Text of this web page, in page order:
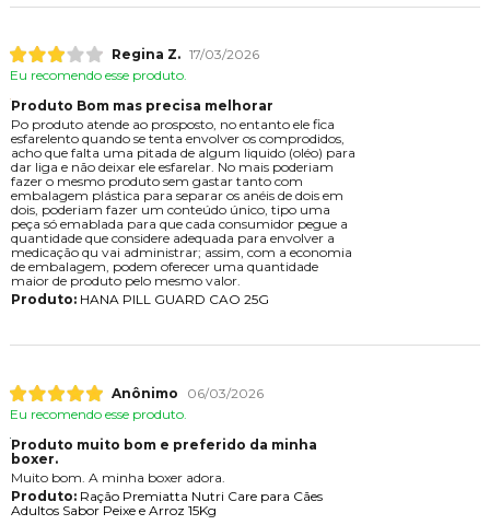
Regina Z. 17/03/2026
Eu recomendo esse produto.
Produto Bom mas precisa melhorar
Po produto atende ao prosposto, no entanto ele fica
esfarelento quando se tenta envolver os comprodidos,
acho que falta uma pitada de algum liquido (oléo) para
dar liga e não deixar ele esfarelar. No mais poderiam
fazer o mesmo produto sem gastar tanto com
embalagem plástica para separar os anéis de dois em
dois, poderiam fazer um conteúdo único, tipo uma
peça só emablada para que cada consumidor pegue a
quantidade que considere adequada para envolver a
medicação qu vai administrar; assim, com a economia
de embalagem, podem oferecer uma quantidade
maior de produto pelo mesmo valor.
Produto:HANA PILL GUARD CAO 25G
Anônimo
06/03/2026
Eu recomendo esse produto.
Produto muito bom e preferido da minha
boxer.
Muito bom. A minha boxer adora.
Produto:Ração Premiatta Nutri Care para Cães
Adultos Sabor Peixe e Arroz 15Kg